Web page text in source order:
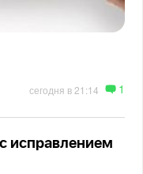
сегодня в 21:14 1
исправлением